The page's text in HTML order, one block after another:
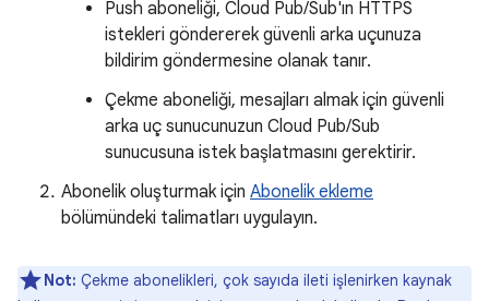
Push aboneliği, Cloud Pub/Sub'ın HTTPS
istekleri göndererek güvenli arka uçunuza
bildirim göndermesine olanak tanır.
Çekme aboneliği, mesajları almak için güvenli
arka uç sunucunuzun Cloud Pub/Sub
sunucusuna istek başlatmasını gerektirir.
Abonelik oluşturmak için Abonelik ekleme
bölümündeki talimatları uygulayın.
Not: Çekme abonelikleri, çok sayıda ileti işlenirken kaynak